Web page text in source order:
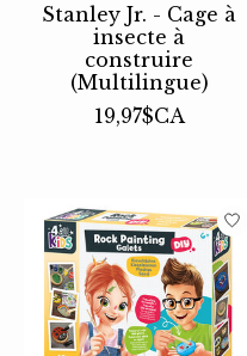
Stanley Jr. - Cage à
insecte à
construire
(Multilingue)
19,97$CA